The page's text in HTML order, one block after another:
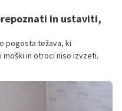
in ustaviti,
pogosta težava, ki
in otroci niso izvzeti.